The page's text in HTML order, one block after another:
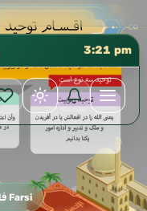
3:21 pm
Persian فارسية فارسی Farsi